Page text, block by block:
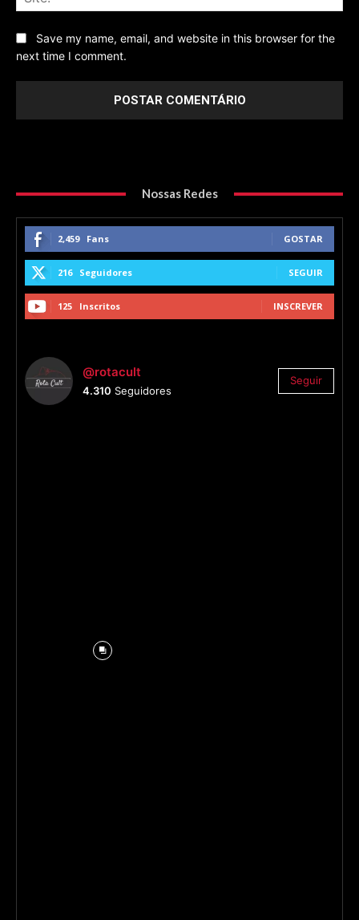
Save my name, email, and website in this browser for the
next time I comment.
Nossas Redes
2,459 Fans GOSTAR
216 Seguidores SEGUIR
125 Inscritos INSCREVER
@rotacult
4.310 Seguidores
Seguir